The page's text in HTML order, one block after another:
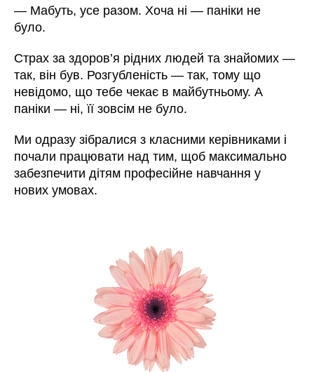
— Мабуть, усе разом. Хоча ні — паніки не
було.
Страх за здоров’я рідних людей та знайомих —
так, він був. Розгубленість — так, тому що
невідомо, що тебе чекає в майбутньому. А
паніки — ні, її зовсім не було.
Ми одразу зібралися з класними керівниками і
почали працювати над тим, щоб максимально
забезпечити дітям професійне навчання у
нових умовах.